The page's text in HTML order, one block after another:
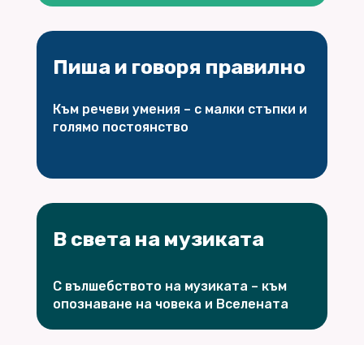
Пиша и говоря правилно
Към речеви умения – с малки стъпки и
голямо постоянство
В света на музиката
С вълшебството на музиката – към
опознаване на човека и Вселената